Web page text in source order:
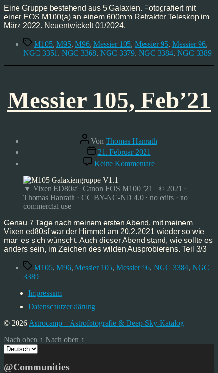
Eine Gruppe bestehend aus 5 Galaxien. Fotografiert mit
einer EOS M100(a) an einem 600mm Refraktor Teleskop im
März 2022. Neuentwickelt 01/2024.
Schlagwörter
M105, M95, M96, Messier 105, Messier 95, Messier 96,
NGC 3351 , NGC 3368, NGC 3379, NGC 3384, NGC 3389
Messier 105, Feb’21
Beitragsautor
Von Thomas Hanrath
Veröffentlichungsdatum
21. Februar 2021
Keine Kommentarezu
Messier
Feb’21
▼ Vixen ED80sf | Canon EOS M100 ’21 © 2021 ·
Thomas Hanrath · CC BY-NC-ND 4.0 · no edits · no
commercial use
Genau 7 Tage nach meinem ersten Abend, mit meinem
Vixen ed80sf war der Himmel am 20.2.2021 wieder so wie
man es sich wünscht. Auch dieser Abend stand, wie sollte es
anders sein, im Zeichen des wilden Ausprobierens. Teil 3/3
Schlagwörter
M105, M96, Messier 105, Messier 96, NGC 3384, NGC
3389
Impressum
Datenschutzerklärung
© 2026 Astrocamp – Astrofotografie & Deep-Sky-Katalog
Nach oben ↑ Nach oben ↑
Sprache
auswählen
@Communities